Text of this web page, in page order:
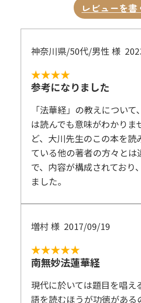
レビューを書
神奈川県/50代/男性 様
★★★★
参考になりました
「法華経」の教えについて
は読んでも意味がわかりま
ど、大川先生のこの本を読
ている他の著者の方々とは
で、内容が構成されており
ました。
増村 様 2017/09/19
★★★★★
南無妙法蓮華経
現代に於いては題目を唱え
語を読むほうが功徳がある